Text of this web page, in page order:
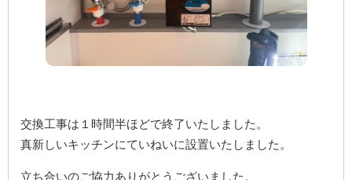
交換工事は１時間半ほどで終了いたしました。
真新しいキッチンにていねいに設置いたしました。
立ち合いのご協力ありがとうございました。